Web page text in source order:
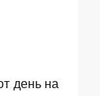
день на